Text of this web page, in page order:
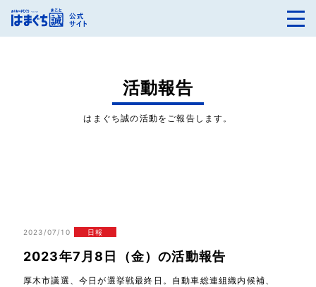
活動報告
はまぐち誠の活動をご報告します。
2023/07/10 日報
2023年7月8日（金）の活動報告
厚木市議選、今日が選挙戦最終日。自動車総連組織内候補、